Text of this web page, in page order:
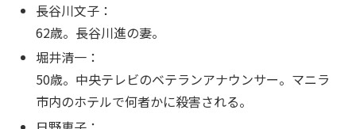
長谷川文子：
62歳。長谷川進の妻。
堀井清一：
50歳。中央テレビのベテランアナウンサー。マニラ
市内のホテルで何者かに殺害される。